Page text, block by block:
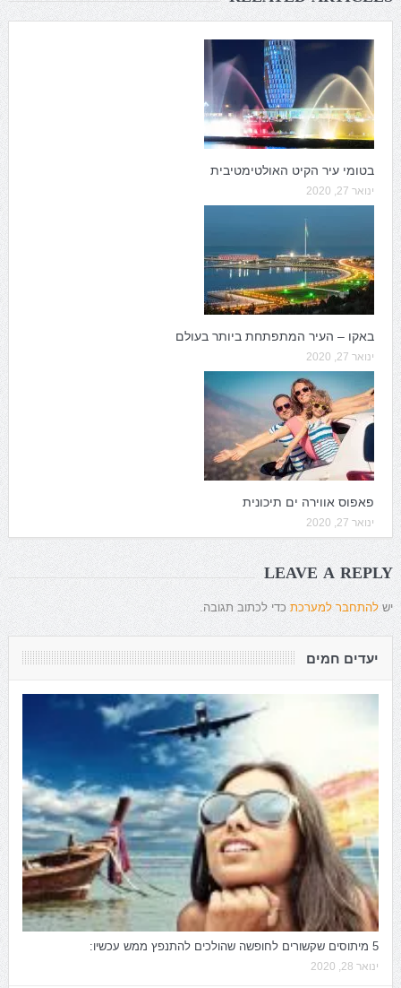
בטומי עיר הקיט האולטימטיבית
ינואר 27, 2020
באקו – העיר המתפתחת ביותר בעולם
ינואר 27, 2020
פאפוס אווירה ים תיכונית
ינואר 27, 2020
LEAVE A REPLY
יש להתחבר למערכתכדי לכתוב תגובה.
יעדים חמים
5 מיתוסים שקשורים לחופשה שהולכים להתנפץ ממש עכשיו:
ינואר 28, 2020